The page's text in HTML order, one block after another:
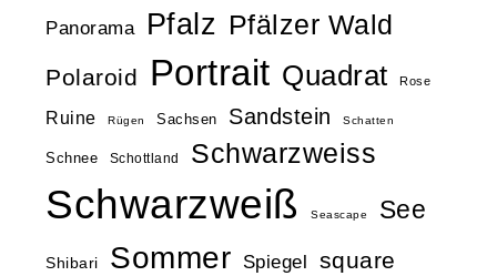
Panorama Pfalz Pfälzer Wald
Polaroid Portrait Quadrat Rose
Ruine Rügen Sachsen Sandstein Schatten
Schnee Schottland Schwarzweiss
Schwarzweiß Seascape See
Shibari Sommer Spiegel square